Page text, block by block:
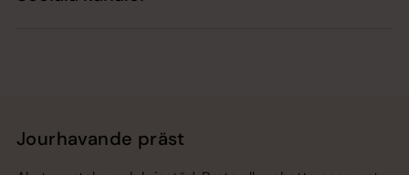
Jourhavande präst